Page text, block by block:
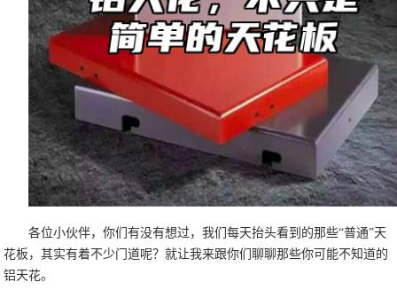
各位小伙伴，你们有没有想过，我们每天抬头看到的那些“普通”天
花板，其实有着不少门道呢？就让我来跟你们聊聊那些你可能不知道的
铝天花。